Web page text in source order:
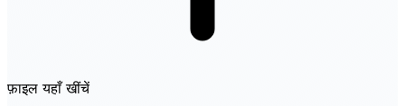
फ़ाइल यहाँ खींचें